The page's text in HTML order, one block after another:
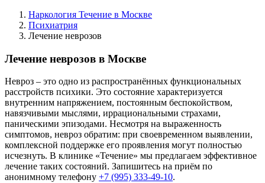
Наркология Течение в Москве
Психиатрия
Лечение неврозов
Лечение неврозов в Москве
Невроз – это одно из распространённых функциональных
расстройств психики. Это состояние характеризуется
внутренним напряжением, постоянным беспокойством,
навязчивыми мыслями, иррациональными страхами,
паническими эпизодами. Несмотря на выраженность
симптомов, невроз обратим: при своевременном выявлении,
комплексной поддержке его проявления могут полностью
исчезнуть. В клинике «Течение» мы предлагаем эффективное
лечение таких состояний. Запишитесь на приём по
анонимному телефону +7 (995) 333-49-10.